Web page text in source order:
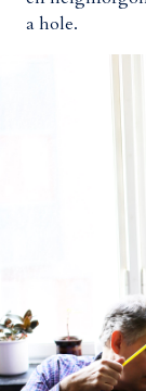
a hole.